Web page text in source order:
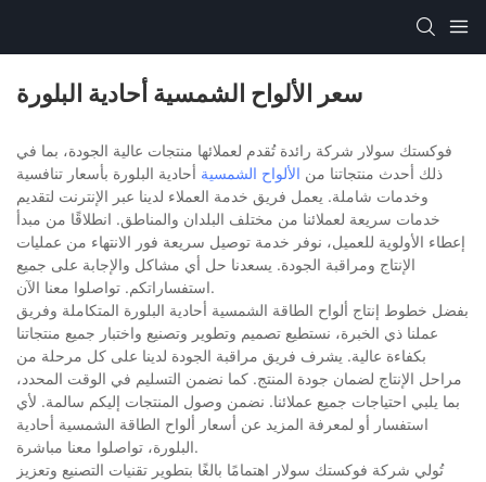
سعر الألواح الشمسية أحادية البلورة
فوكستك سولار شركة رائدة تُقدم لعملائها منتجات عالية الجودة، بما في
ذلك أحدث منتجاتنا من الألواح الشمسية أحادية البلورة بأسعار تنافسية
وخدمات شاملة. يعمل فريق خدمة العملاء لدينا عبر الإنترنت لتقديم
خدمات سريعة لعملائنا من مختلف البلدان والمناطق. انطلاقًا من مبدأ
إعطاء الأولوية للعميل، نوفر خدمة توصيل سريعة فور الانتهاء من عمليات
الإنتاج ومراقبة الجودة. يسعدنا حل أي مشاكل والإجابة على جميع
استفساراتكم. تواصلوا معنا الآن.
بفضل خطوط إنتاج ألواح الطاقة الشمسية أحادية البلورة المتكاملة وفريق
عملنا ذي الخبرة، نستطيع تصميم وتطوير وتصنيع واختبار جميع منتجاتنا
بكفاءة عالية. يشرف فريق مراقبة الجودة لدينا على كل مرحلة من
مراحل الإنتاج لضمان جودة المنتج. كما نضمن التسليم في الوقت المحدد،
بما يلبي احتياجات جميع عملائنا. نضمن وصول المنتجات إليكم سالمة. لأي
استفسار أو لمعرفة المزيد عن أسعار ألواح الطاقة الشمسية أحادية
البلورة، تواصلوا معنا مباشرة.
تُولي شركة فوكستك سولار اهتمامًا بالغًا بتطوير تقنيات التصنيع وتعزيز